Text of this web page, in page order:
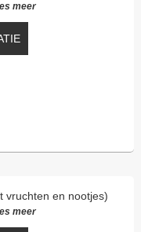
meer
vruchten en nootjes)
meer